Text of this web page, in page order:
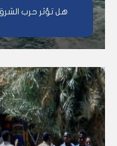
هل تؤثر حرب